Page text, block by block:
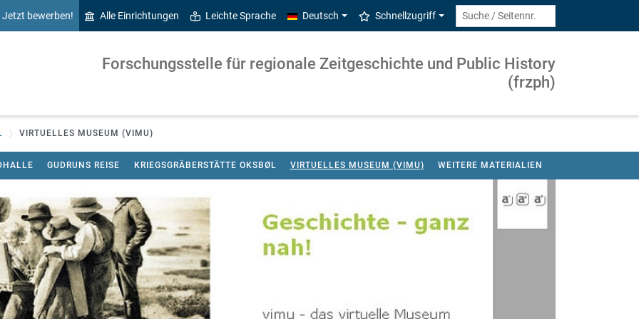
Jetzt bewerben! Alle Einrichtungen Leichte Sprache Deutsch Schnellzugriff
Forschungsstelle für regionale Zeitgeschichte und Public History
(frzph)
VIRTUELLES MUSEUM (VIMU)
GUDRUNS REISE KRIEGSGRÄBERSTÄTTE OKSBØL VIRTUELLES MUSEUM (VIMU) WEITERE MATERIALIEN